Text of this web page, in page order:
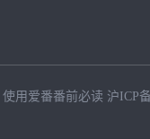
使用爱番番前必读 沪ICP